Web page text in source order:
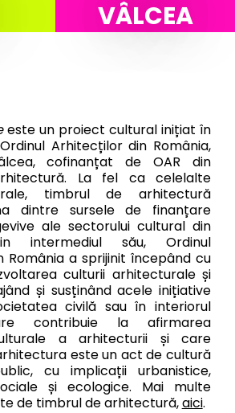
VÂLCEA
este un proiect cultural inițiat în
Arhitecților din România,
cofinanțat de OAR din
La fel ca celelalte
timbrul de arhitectură
dintre sursele de finanțare
ale sectorului cultural din
intermediul său, Ordinul
România a sprijinit începând cu
culturii arhitecturale și
și susținând acele inițiative
civilă sau în interiorul
contribuie la afirmarea
a arhitecturii și care
este un act de cultură
cu implicații urbanistice,
și ecologice. Mai multe
de timbrul de arhitectură,aici.